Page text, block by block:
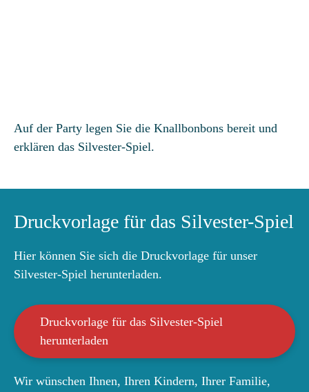
Auf der Party legen Sie die Knallbonbons bereit und
erklären das Silvester-Spiel.
Druckvorlage für das Silvester-Spiel
Hier können Sie sich die Druckvorlage für unser
Silvester-Spiel herunterladen.
Druckvorlage für das Silvester-Spiel
herunterladen
Wir wünschen Ihnen, Ihren Kindern, Ihrer Familie,